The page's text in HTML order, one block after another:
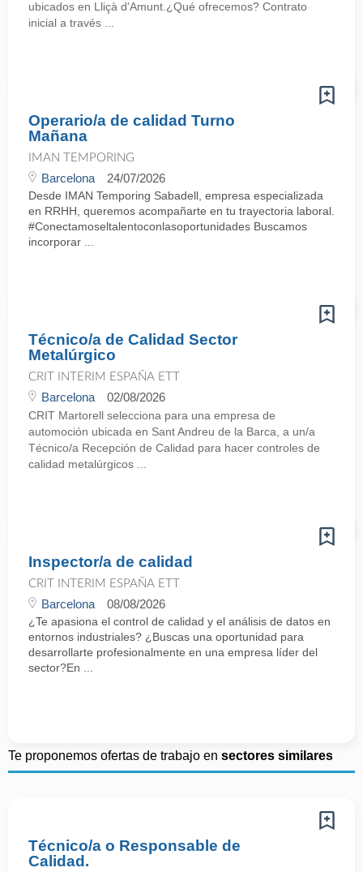
ubicados en Lliçà d'Amunt.¿Qué ofrecemos? Contrato
inicial a través ...
Operario/a de calidad Turno
Mañana
IMAN TEMPORING
Barcelona 24/07/2026
Desde IMAN Temporing Sabadell, empresa especializada
en RRHH, queremos acompañarte en tu trayectoria laboral.
#Conectamoseltalentoconlasoportunidades Buscamos
incorporar ...
Técnico/a de Calidad Sector
Metalúrgico
CRIT INTERIM ESPAÑA ETT
Barcelona 02/08/2026
CRIT Martorell selecciona para una empresa de
automoción ubicada en Sant Andreu de la Barca, a un/a
Técnico/a Recepción de Calidad para hacer controles de
calidad metalúrgicos ...
Inspector/a de calidad
CRIT INTERIM ESPAÑA ETT
Barcelona 08/08/2026
¿Te apasiona el control de calidad y el análisis de datos en
entornos industriales? ¿Buscas una oportunidad para
desarrollarte profesionalmente en una empresa líder del
sector?En ...
Te proponemos ofertas de trabajo en sectores similares
Técnico/a o Responsable de
Calidad.